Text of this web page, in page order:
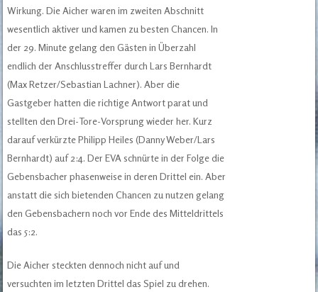
Wirkung. Die Aicher waren im zweiten Abschnitt
wesentlich aktiver und kamen zu besten Chancen. In
der 29. Minute gelang den Gästen in Überzahl
endlich der Anschlusstreffer durch Lars Bernhardt
(Max Retzer/Sebastian Lachner). Aber die
Gastgeber hatten die richtige Antwort parat und
stellten den Drei-Tore-Vorsprung wieder her. Kurz
darauf verkürzte Philipp Heiles (Danny Weber/Lars
Bernhardt) auf 2:4. Der EVA schnürte in der Folge die
Gebensbacher phasenweise in deren Drittel ein. Aber
anstatt die sich bietenden Chancen zu nutzen gelang
den Gebensbachern noch vor Ende des Mitteldrittels
das 5:2.
Die Aicher steckten dennoch nicht auf und
versuchten im letzten Drittel das Spiel zu drehen.